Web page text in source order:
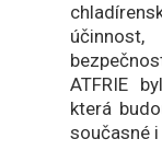
ATFRIE
která
současné i